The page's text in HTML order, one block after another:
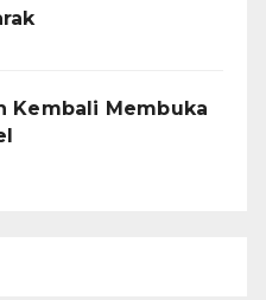
Kembali Membuka